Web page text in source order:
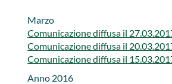
Marzo​
​​​​Comunicazione diffusa il
Comunicazione diffusa il
Comunicazione diffusa il
Anno 2016 ​​